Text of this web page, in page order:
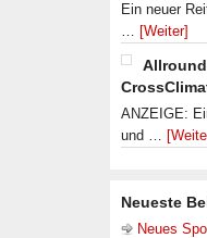
Ein neuer
… [Weiter]
ANZEIGE:
und …
Neueste
Neues